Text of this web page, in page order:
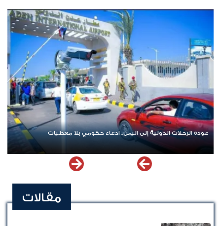
اشترك الآن في قناة الواتساب لـ نيوزيمن
مقالات